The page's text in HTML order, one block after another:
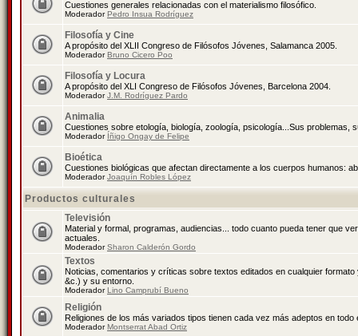
Cuestiones generales relacionadas con el materialismo filosófico.
ModeradorPedro Insua Rodríguez
Filosofía y Cine
A propósito del XLII Congreso de Filósofos Jóvenes, Salamanca 2005.
ModeradorBruno Cicero Poo
Filosofía y Locura
A propósito del XLI Congreso de Filósofos Jóvenes, Barcelona 2004.
ModeradorJ.M. Rodríguez Pardo
Animalia
Cuestiones sobre etología, biología, zoología, psicología...Sus problemas,
Moderador Íñigo Ongay de Felipe
Bioética
Cuestiones biológicas que afectan directamente a los cuerpos humanos:
ModeradorJoaquín Robles López
Productos culturales
Televisión
Material y formal, programas, audiencias... todo cuanto pueda tener que
actuales.
ModeradorSharon Calderón Gordo
Textos
Noticias, comentarios y críticas sobre textos editados en cualquier
&c.) y su entorno.
ModeradorLino Camprubí Bueno
Religión
Religiones de los más variados tipos tienen cada vez más adeptos en todo
ModeradorMontserrat Abad Ortiz